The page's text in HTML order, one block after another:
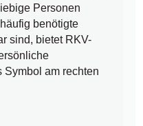
Personen
benötigte
sind, bietet RKV-
Symbol am rechten